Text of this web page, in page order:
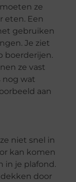
ze
eten. Een
gebruiken
Je ziet
boerderijen.
ze vast
nog wat
aan
niet snel in
kan komen
in je plafond.
door